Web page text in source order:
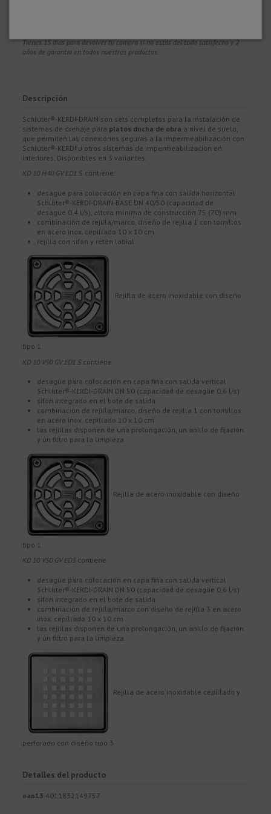
Tienes 15 días para devolver tu compra si no estás del todo satisfecho y 2
años de garantía en todos nuestros productos.
Descripción
Schlüter®-KERDI-DRAIN son sets completos para la instalación de
sistemas de drenaje para platos ducha de obra a nivel de suelo,
que permiten las conexiones seguras a la impermeabilización con
Schlüter®-KERDI u otros sistemas de impermeabilización en
interiores. Disponibles en 3 variantes.
KD 10 H40 GV ED1 S contiene:
desagüe para colocación en capa fina con salida horizontal
Schlüter®-KERDI-DRAIN-BASE DN 40/50 (capacidad de
desagüe 0,4 l/s), altura mínima de construcción 75 (70) mm
combinación de rejilla/marco, diseño de rejilla 1 con tornillos
en acero inox. cepillado 10 x 10 cm
rejilla con sifón y retén labial
Rejilla de acero inoxidable con diseño
tipo 1
KD 10 V50 GV ED1 S contiene:
desagüe para colocación en capa fina con salida vertical
Schlüter®-KERDI-DRAIN DN 50 (capacidad de desagüe 0,6 l/s)
sifón integrado en el bote de salida
combinación de rejilla/marco, diseño de rejilla 1 con tornillos
en acero inox. cepillado 10 x 10 cm
las rejillas disponen de una prolongación, un anillo de fijación
y un filtro para la limpieza
Rejilla de acero inoxidable con diseño
tipo 1
KD 10 V50 GV ED3 contiene:
desagüe para colocación en capa fina con salida vertical
Schlüter®-KERDI-DRAIN DN 50 (capacidad de desagüe 0,6 l/s)
sifón integrado en el bote de salida
combinación de rejilla/marco con diseño de rejilla 3 en acero
inox. cepillado 10 x 10 cm
las rejillas disponen de una prolongación, un anillo de fijación
y un filtro para la limpieza
Rejilla de acero inoxidable cepillado y
perforado con diseño tipo 3
Detalles del producto
ean13 4011832149757